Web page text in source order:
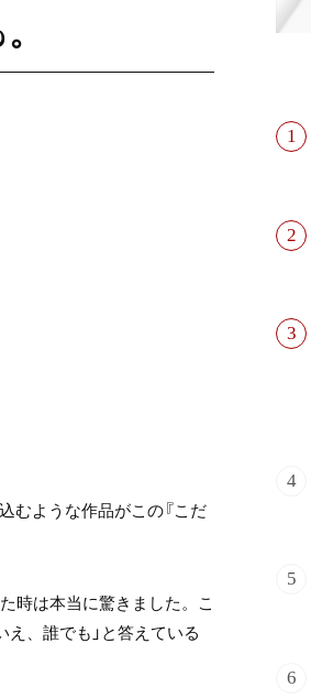
むような作品がこの『こだ
時は本当に驚きました。こ
え、誰でも」と答えている